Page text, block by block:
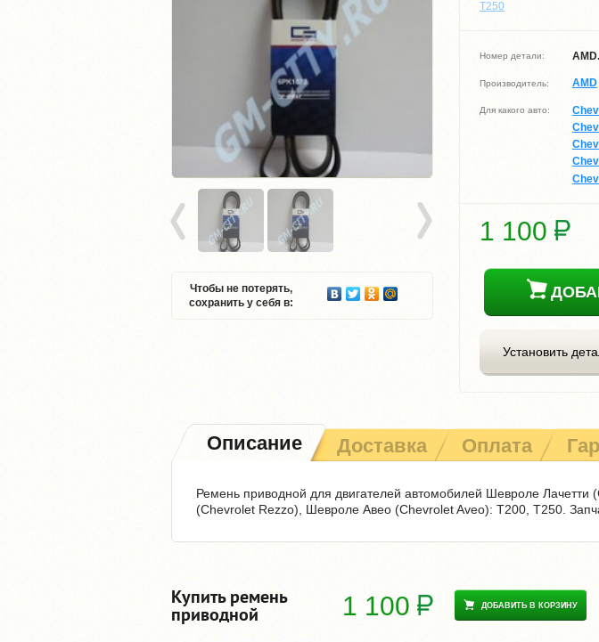
T250
Чтобы не потерять,
сохранить у себя в:
Номер детали:
Производитель: AMD
Для какого авто:
1 100
Установить
Описание Доставка Оплата
Ремень приводной для двигателей автомобилей Шевроле
(Chevrolet Rezzo), Шевроле Авео (Chevrolet Aveo): T200, T250.
Купить ремень
приводной 1 100 ДОБАВИТЬ В КОРЗИНУ